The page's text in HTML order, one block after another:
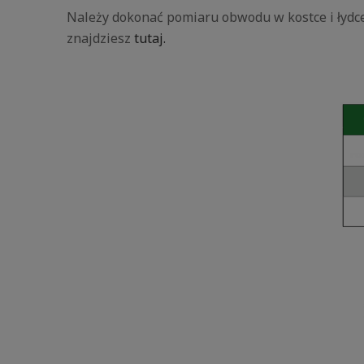
Należy dokonać pomiaru obwodu w kostce i
znajdziesz tutaj.